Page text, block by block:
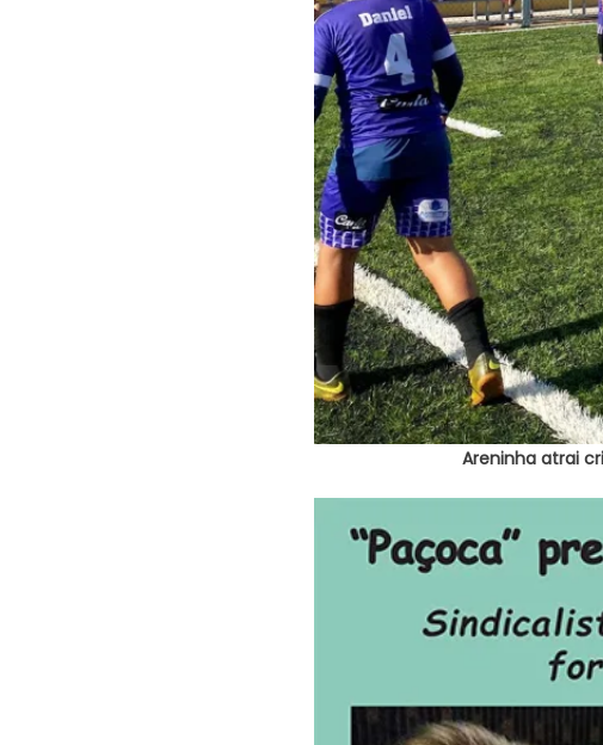
Areninha atrai